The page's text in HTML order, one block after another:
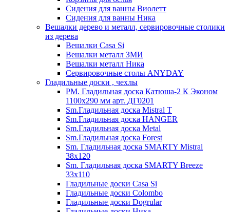
Сидения для ванны Виолетт
Сидения для ванны Ника
Вешалки дерево и металл, сервировочные столики
из дерева
Вешалки Casa Si
Вешалки металл ЗМИ
Вешалки металл Ника
Сервировочные столы ANYDAY
Гладильные доски , чехлы
PM. Гладильная доска Катюша-2 К Эконом
1100х290 мм арт. ДГ0201
Sm.Гладильная доска Mistral T
Sm.Гладильная доска HANGER
Sm.Гладильная доска Metal
Sm.Гладильная доска Forest
Sm. Гладильная доска SMARTY Mistral
38x120
Sm. Гладильная доска SMARTY Breeze
33х110
Гладильные доски Casa Si
Гладильные доски Colombo
Гладильные доски Dogrular